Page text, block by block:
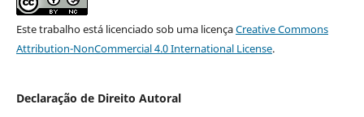
Este trabalho está licenciado sob uma licençaCreative Commons
Attribution-NonCommercial 4.0 International License.
Declaração de Direito Autoral